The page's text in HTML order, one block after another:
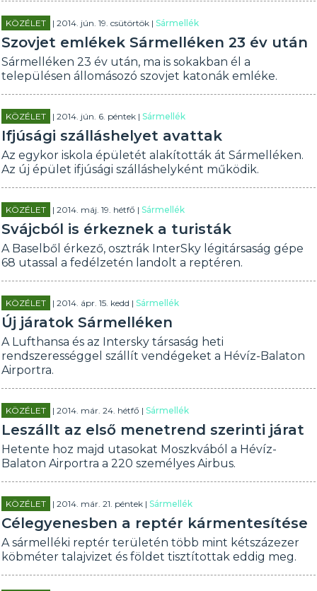
KÖZÉLET | 2014. jún. 19. csütörtök |Sármellék
Szovjet emlékek Sármelléken 23 év után
Sármelléken 23 év után, ma is sokakban él a
településen állomásozó szovjet katonák emléke.
KÖZÉLET | 2014. jún. 6. péntek |Sármellék
Ifjúsági szálláshelyet avattak
Az egykor iskola épületét alakították át Sármelléken.
Az új épület ifjúsági szálláshelyként működik.
KÖZÉLET | 2014. máj. 19. hétfő |Sármellék
Svájcból is érkeznek a turisták
A Baselből érkező, osztrák InterSky légitársaság gépe
68 utassal a fedélzetén landolt a reptéren.
KÖZÉLET | 2014. ápr. 15. kedd |Sármellék
Új járatok Sármelléken
A Lufthansa és az Intersky társaság heti
rendszerességgel szállít vendégeket a Hévíz-Balaton
Airportra.
KÖZÉLET | 2014. már. 24. hétfő |Sármellék
Leszállt az első menetrend szerinti járat
Hetente hoz majd utasokat Moszkvából a Hévíz-
Balaton Airportra a 220 személyes Airbus.
KÖZÉLET | 2014. már. 21. péntek |Sármellék
Célegyenesben a reptér kármentesítése
A sármelléki reptér területén több mint kétszázezer
köbméter talajvizet és földet tisztítottak eddig meg.